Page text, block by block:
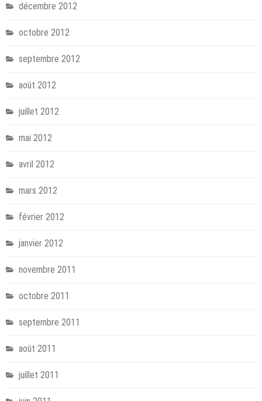
décembre 2012
octobre 2012
septembre 2012
août 2012
juillet 2012
mai 2012
avril 2012
mars 2012
février 2012
janvier 2012
novembre 2011
octobre 2011
septembre 2011
août 2011
juillet 2011